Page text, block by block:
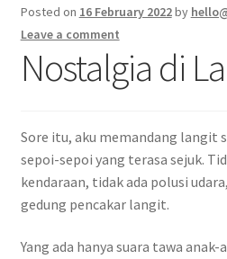
Posted on 16 February 2022by
Leave a comment
Nostalgia di
Sore itu, aku memandang langit
sepoi-sepoi yang terasa sejuk.
kendaraan, tidak ada polusi
gedung pencakar langit.
Yang ada hanya suara tawa anak-